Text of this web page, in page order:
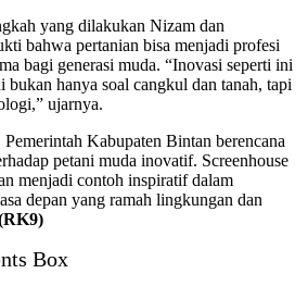
yang dilakukan Nizam dan
bahwa pertanian bisa menjadi profesi
bagi generasi muda. “Inovasi seperti ini
hanya soal cangkul dan tanah, tapi
ujarnya.
Kabupaten Bintan berencana
petani muda inovatif. Screenhouse
menjadi contoh inspiratif dalam
depan yang ramah lingkungan dan
Box